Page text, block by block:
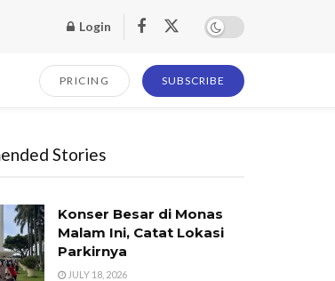
Login
PRICING SUBSCRIBE
Stories
Konser Besar di Monas
Malam Ini, Catat Lokasi
Parkirnya
JULY 18, 2026